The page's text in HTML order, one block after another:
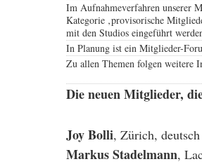
Im Aufnahmeverfahren unserer
Kategorie ‚provisorische
mit den Studios eingeführt
In Planung ist ein Mitglieder-
Zu allen Themen folgen weitere
Die neuen Mitglieder,
Joy Bolli, Zürich, deutsch
Markus Stadelmann,